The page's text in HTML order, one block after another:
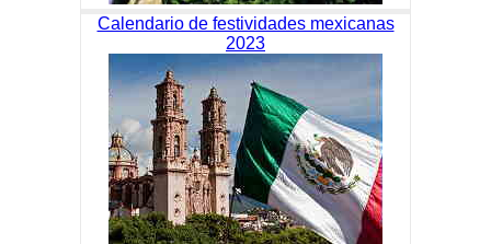
Calendario de festividades mexicanas
2023